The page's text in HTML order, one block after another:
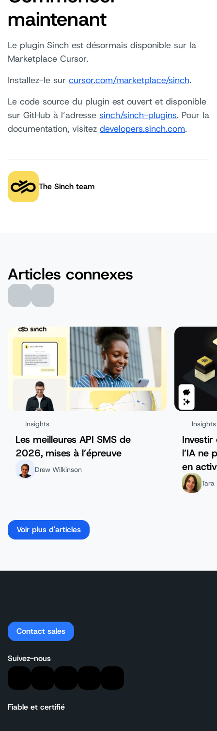
maintenant
Le plugin Sinch est désormais disponible sur la
Marketplace Cursor.
Installez-le sur cursor.com/marketplace/sinch.
Le code source du plugin est ouvert et disponible
sur GitHub à l’adresse sinch/sinch-plugins. Pour la
documentation, visitez developers.sinch.com.
Auteur:
The Sinch team
Articles connexes
Insights
Les meilleures API SMS de
2026, mises à l’épreuve
Drew Wilkinson
Insights
l’IA ne
en
Tara
Voir plus d'articles
Contact sales
Suivez-nous
Fiable et certifié